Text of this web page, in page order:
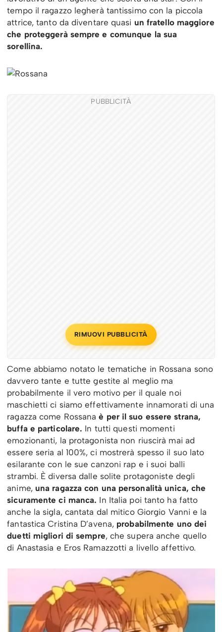
tempo il ragazzo legherà tantissimo con la piccola
attrice, tanto da diventare quasi un fratello maggiore
che proteggerà sempre e comunque la sua
sorellina.
PUBBLICITÀ
RIMUOVI PUBBLICITÀ
Come abbiamo notato le tematiche in Rossana sono
davvero tante e tutte gestite al meglio ma
probabilmente il vero motivo per il quale noi
maschietti ci siamo effettivamente innamorati di una
ragazza come Rossanaè per il suo essere strana,
buffa e particolare. In tutti questi momenti
emozionanti, la protagonista non riuscirà mai ad
essere seria al 100%, ci mostrerà spesso il suo lato
esilarante con le sue canzoni rap e i suoi balli
strambi. È diversa dalle solite protagoniste degli
anime,una ragazza con una personalità unica, che
sicuramente ci manca. In Italia poi tanto ha fatto
anche la sigla, cantata dal mitico Giorgio Vanni e la
fantastica Cristina D’avena, probabilmente uno dei
duetti migliori di sempre, che supera anche quello
di Anastasia e Eros Ramazzotti a livello affettivo.